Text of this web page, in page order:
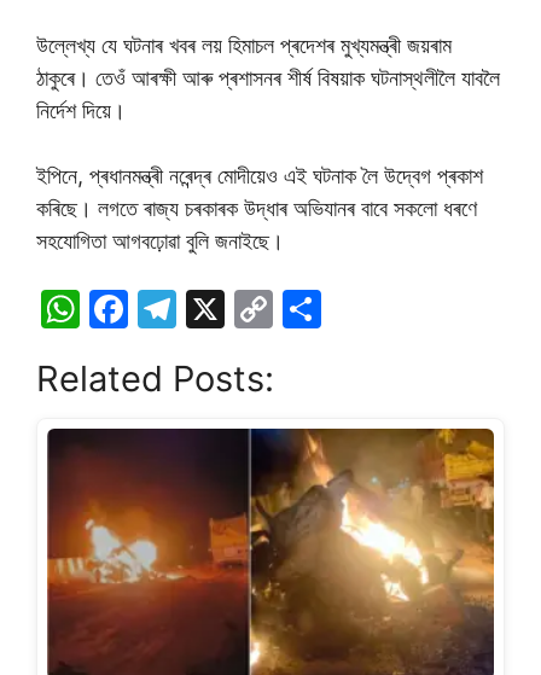
উল্লেখ্য যে ঘটনাৰ খবৰ লয় হিমাচল প্ৰদেশৰ মুখ্যমন্ত্ৰী জয়ৰাম
ঠাকুৰে। তেওঁ আৰক্ষী আৰু প্ৰশাসনৰ শীৰ্ষ বিষয়াক ঘটনাস্থলীলৈ যাবলৈ
নিৰ্দেশ দিয়ে।
ইপিনে, প্ৰধানমন্ত্ৰী নৰেন্দ্ৰ মােদীয়েও এই ঘটনাক লৈ উদ্বেগ প্ৰকাশ
কৰিছে। লগতে ৰাজ্য চৰকাৰক উদ্ধাৰ অভিযানৰ বাবে সকলাে ধৰণে
সহযােগিতা আগবঢ়ােৱা বুলি জনাইছে।
W
at
s
A
p
p
F
c
e
b
o
o
k
T
e
gr
m
X
C
y
Li
n
k
e
Related Posts: